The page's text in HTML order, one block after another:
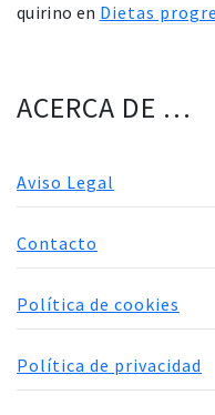
quirino en Dietas
ACERCA DE …
Aviso Legal
Contacto
Política de cookies
Política de privacidad